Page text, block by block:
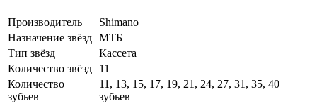
Производитель
Shimano
Назначение звёзд МТБ
Тип звёзд
Кассета
Количество звёзд
11
Количество
зубьев
11, 13, 15, 17, 19, 21, 24, 27, 31, 35, 40
зубьев